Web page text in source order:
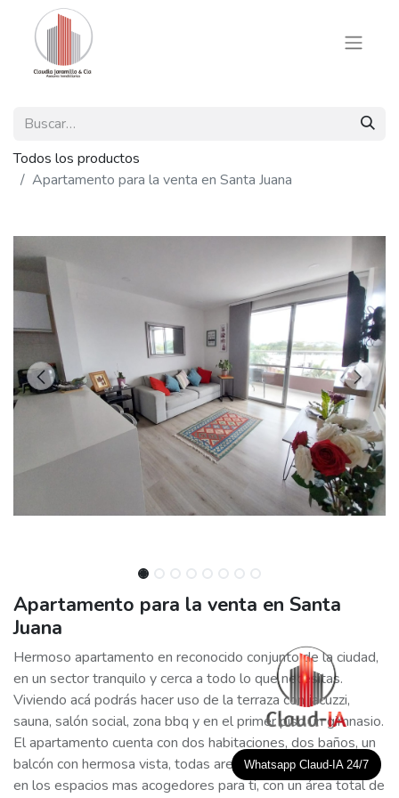
Todos los productos
Apartamento para la venta en Santa Juana
Apartamento para la venta en Santa
Juana
Hermoso apartamento en reconocido conjunto de la ciudad,
en un sector tranquilo y cerca a todo lo que necesitas.
Viviendo acá podrás hacer uso de la terraza con jacuzzi,
sauna, salón social, zona bbq y en el primer piso un gimnasio.
El apartamento cuenta con dos habitaciones, dos baños, un
balcón con hermosa vista, todas areas que podrás convertir
en los espacios mas acogedores para ti, con un área total de
Whatsapp Claud-IA 24/7